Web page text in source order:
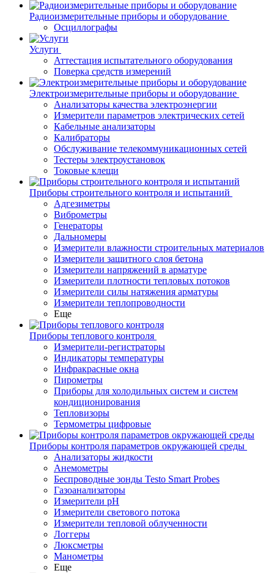
Радиоизмерительные приборы и оборудование
Осциллографы
Услуги
Аттестация испытательного оборудования
Поверка средств измерений
Электроизмерительные приборы и оборудование
Анализаторы качества электроэнергии
Измерители параметров электрических сетей
Кабельные анализаторы
Калибраторы
Обслуживание телекоммуникационных сетей
Тестеры электроустановок
Токовые клещи
Приборы строительного контроля и испытаний
Адгезиметры
Виброметры
Генераторы
Дальномеры
Измерители влажности строительных материалов
Измерители защитного слоя бетона
Измерители напряжений в арматуре
Измерители плотности тепловых потоков
Измерители силы натяжения арматуры
Измерители теплопроводности
Еще
Приборы теплового контроля
Измерители-регистраторы
Индикаторы температуры
Инфракрасные окна
Пирометры
Приборы для холодильных систем и систем
кондиционирования
Тепловизоры
Термометры цифровые
Приборы контроля параметров окружающей среды
Анализаторы жидкости
Анемометры
Беспроводные зонды Testo Smart Probes
Газоанализаторы
Измерители pH
Измерители светового потока
Измерители тепловой облученности
Логгеры
Люксметры
Манометры
Еще